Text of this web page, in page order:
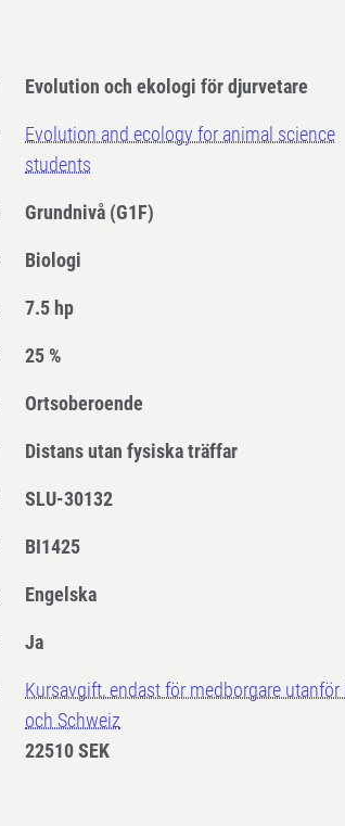
Evolution och ekologi för djurvetare
Evolution and ecology for animal science
students
Grundnivå (G1F)
Biologi
7.5 hp
25 %
Ortsoberoende
Distans utan fysiska träffar
SLU-30132
BI1425
Engelska
Ja
Kursavgift, endast för medborgare utanför
och Schweiz
22510 SEK